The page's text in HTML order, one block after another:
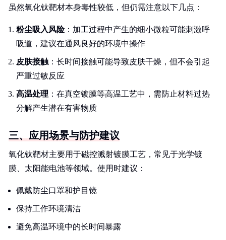
虽然氧化钛靶材本身毒性较低，但仍需注意以下几点：
粉尘吸入风险：加工过程中产生的细小微粒可能刺激呼
吸道，建议在通风良好的环境中操作
皮肤接触 ：长时间接触可能导致皮肤干燥，但不会引起
严重过敏反应
高温处理 ：在真空镀膜等高温工艺中，需防止材料过热
分解产生潜在有害物质
三、应用场景与防护建议
氧化钛靶材主要用于磁控溅射镀膜工艺，常见于光学镀
膜、太阳能电池等领域。使用时建议：
佩戴防尘口罩和护目镜
保持工作环境清洁
避免高温环境中的长时间暴露